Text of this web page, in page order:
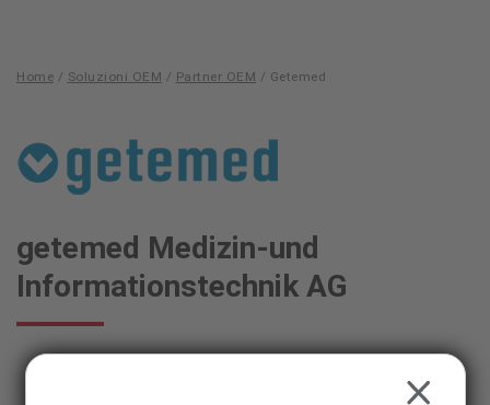
Home / Soluzioni OEM / Partner OEM / Getemed
Masimo - getemed Medizin-und Informationstechnik
getemed Medizin-und
Informationstechnik AG
CLOSE